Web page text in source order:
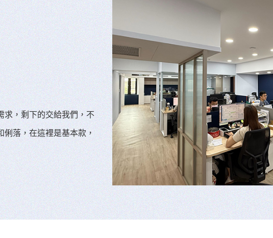
求，剩下的交給我們，不
落，在這裡是基本款，